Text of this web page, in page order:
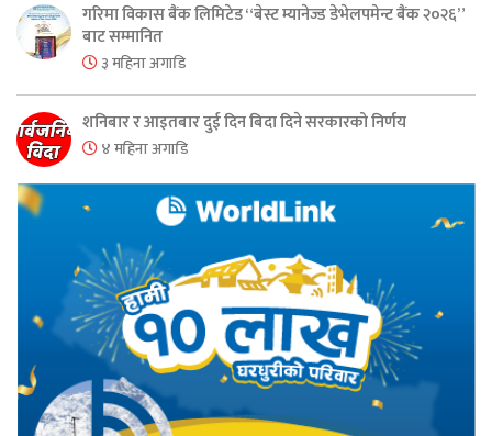
गरिमा विकास बैंक लिमिटेड “बेस्ट म्यानेज्ड डेभेलपमेन्ट बैंक २०२६”
बाट सम्मानित
३ महिना अगाडि
शनिबार र आइतबार दुई दिन बिदा दिने सरकारको निर्णय
४ महिना अगाडि